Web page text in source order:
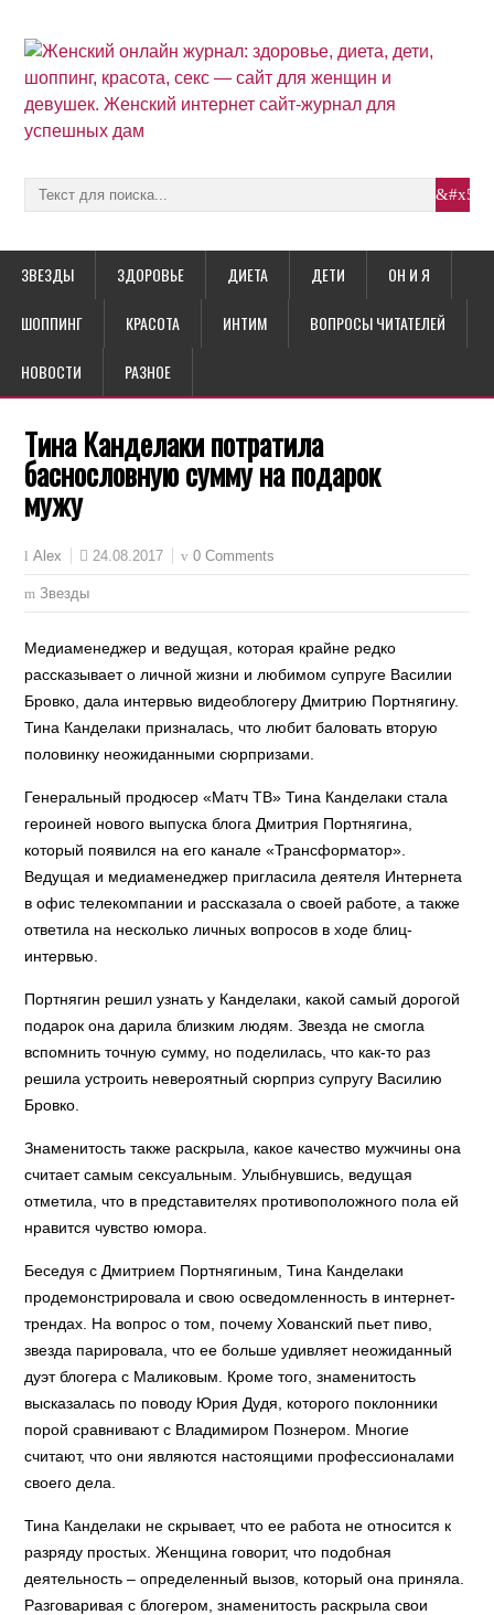
ЗВЕЗДЫ ЗДОРОВЬЕ ДИЕТА ДЕТИ ОН И Я
ШОППИНГ КРАСОТА ИНТИМ ВОПРОСЫ ЧИТАТЕЛЕЙ
НОВОСТИ РАЗНОЕ
Тина Канделаки потратила
баснословную сумму на подарок
мужу
Alex 24.08.2017 0 Comments
Звезды
Медиаменеджер и ведущая, которая крайне редко
рассказывает о личной жизни и любимом супруге Василии
Бровко, дала интервью видеоблогеру Дмитрию Портнягину.
Тина Канделаки призналась, что любит баловать вторую
половинку неожиданными сюрпризами.
Генеральный продюсер «Матч ТВ» Тина Канделаки стала
героиней нового выпуска блога Дмитрия Портнягина,
который появился на его канале «Трансформатор».
Ведущая и медиаменеджер пригласила деятеля Интернета
в офис телекомпании и рассказала о своей работе, а также
ответила на несколько личных вопросов в ходе блиц-
интервью.
Портнягин решил узнать у Канделаки, какой самый дорогой
подарок она дарила близким людям. Звезда не смогла
вспомнить точную сумму, но поделилась, что как-то раз
решила устроить невероятный сюрприз супругу Василию
Бровко.
Знаменитость также раскрыла, какое качество мужчины она
считает самым сексуальным. Улыбнувшись, ведущая
отметила, что в представителях противоположного пола ей
нравится чувство юмора.
Беседуя с Дмитрием Портнягиным, Тина Канделаки
продемонстрировала и свою осведомленность в интернет-
трендах. На вопрос о том, почему Хованский пьет пиво,
звезда парировала, что ее больше удивляет неожиданный
дуэт блогера с Маликовым. Кроме того, знаменитость
высказалась по поводу Юрия Дудя, которого поклонники
порой сравнивают с Владимиром Познером. Многие
считают, что они являются настоящими профессионалами
своего дела.
Тина Канделаки не скрывает, что ее работа не относится к
разряду простых. Женщина говорит, что подобная
деятельность – определенный вызов, который она приняла.
Разговаривая с блогером, знаменитость раскрыла свои